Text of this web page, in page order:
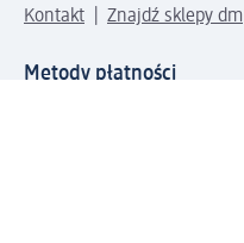
Kontakt
Znajdź sklepy dm
Metody płatności